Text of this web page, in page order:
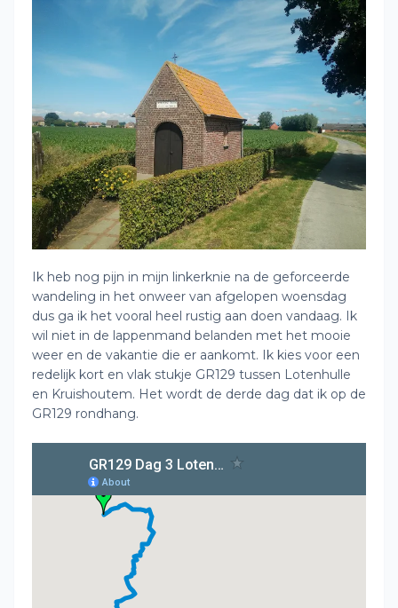
Ik heb nog pijn in mijn linkerknie na de geforceerde
wandeling in het onweer van afgelopen woensdag
dus ga ik het vooral heel rustig aan doen vandaag. Ik
wil niet in de lappenmand belanden met het mooie
weer en de vakantie die er aankomt. Ik kies voor een
redelijk kort en vlak stukje GR129 tussen Lotenhulle
en Kruishoutem. Het wordt de derde dag dat ik op de
GR129 rondhang.